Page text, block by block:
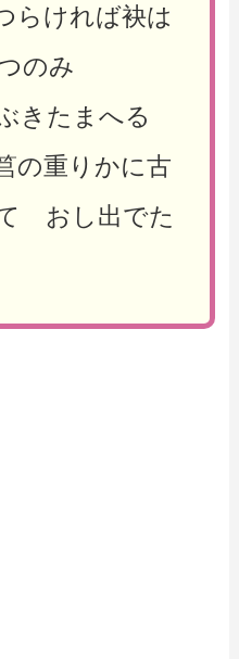
らければ袂は
のみ
きたまへる
重りかに古
おし出でた